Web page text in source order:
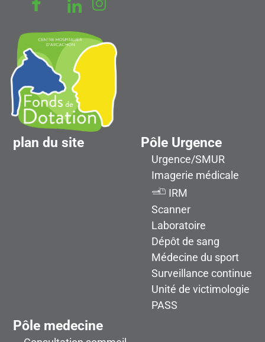
plan du site Pôle Urgence
Urgence/SMUR
Imagerie médicale
IRM
Scanner
Laboratoire
Dépôt de sang
Médecine du sport
Surveillance continue
Unité de victimologie
PASS
Pôle medecine